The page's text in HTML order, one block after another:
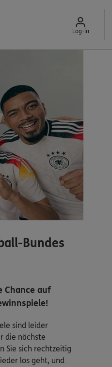
Log-in
Bundes
Chance auf
sind leider
die nächste
Sie sich rechtzeitig
los geht, und